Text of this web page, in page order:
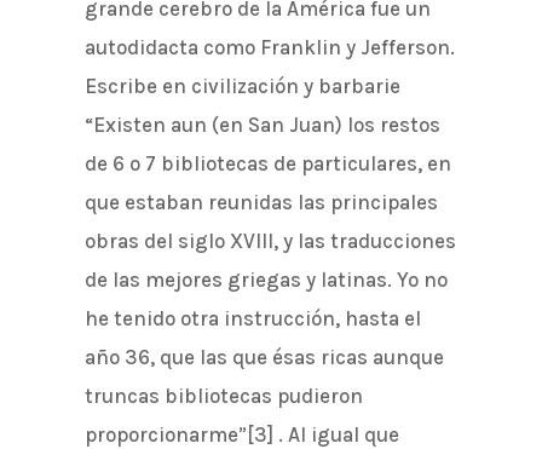
grande cerebro de la América fue un
autodidacta como Franklin y Jefferson.
Escribe en civilización y barbarie
“Existen aun (en San Juan) los restos
de 6 o 7 bibliotecas de particulares, en
que estaban reunidas las principales
obras del siglo XVIII, y las traducciones
de las mejores griegas y latinas. Yo no
he tenido otra instrucción, hasta el
año 36, que las que ésas ricas aunque
truncas bibliotecas pudieron
proporcionarme”[3] . Al igual que